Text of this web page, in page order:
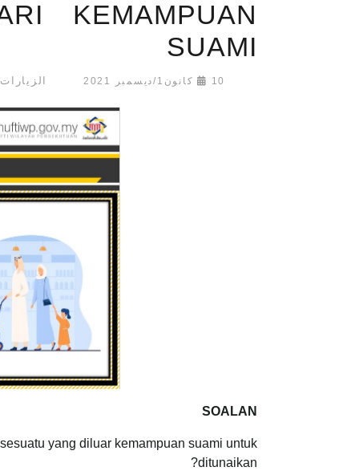
KEMAMPUAN
SUAMI
10 كانون1/ديسمبر 2021 الزيارات:
SOALAN
yang diluar kemampuan suami untuk
ditunaikan?